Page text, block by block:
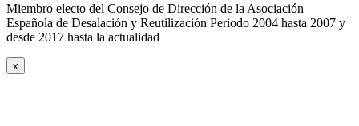
Miembro electo del Consejo de Dirección de la Asociación
Española de Desalación y Reutilización Periodo 2004 hasta 2007 y
desde 2017 hasta la actualidad
x